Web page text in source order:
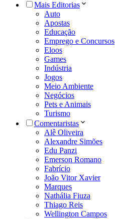
Mais Editorias
Auto
Apostas
Educação
Emprego e Concursos
Eloos
Games
Indústria
Jogos
Meio Ambiente
Negócios
Pets e Animais
Turismo
Comentaristas
Alê Oliveira
Alexandre Simões
Edu Panzi
Emerson Romano
Fabrício
João Vitor Xavier
Marques
Nathália Fiuza
Thiago Reis
Wellington Campos